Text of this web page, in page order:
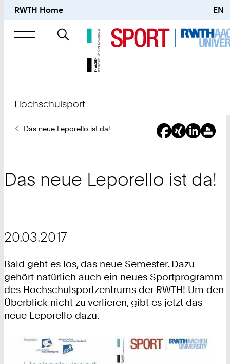
RWTH Home EN
Suche
nach
Hochschulsport
SieDas neue Leporello ist da!
Das neue Leporello ist da!
20.03.2017
Bald geht es los, das neue Semester. Dazu
gehört natürlich auch ein neues Sportprogramm
des Hochschulsportzentrums der RWTH! Um den
Überblick nicht zu verlieren, gibt es jetzt das
neue Leporello dazu.